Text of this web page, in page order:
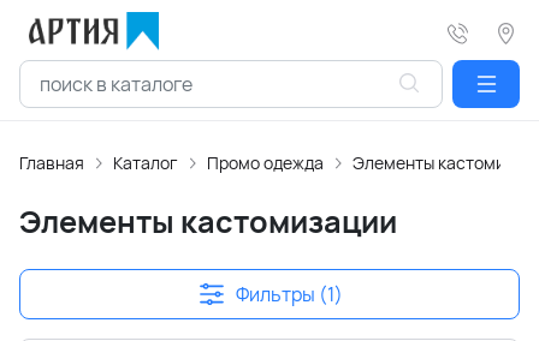
Главная Каталог Промо одежда Элементы
Элементы кастомизации
Фильтры (1)